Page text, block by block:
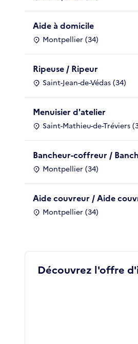
Aide à domicile
Montpellier (34)
Ripeuse / Ripeur
Saint-Jean-de-Védas (34)
Menuisier d'atelier
Saint-Mathieu-de-Tréviers
Bancheur-coffreur /
Montpellier (34)
Aide couvreur / Aide
Montpellier (34)
Découvrez l'offre